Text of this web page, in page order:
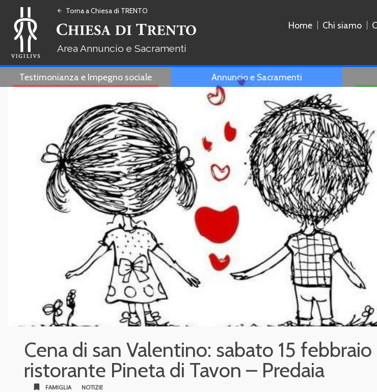
arrow_back Torna a Chiesa di TRENTO
Annuncio e Sacramenti
Home Chi siamo
Testimonianza e Impegno sociale Annuncio e Sacramenti
Cena di san Valentino: sabato 15
ristorante Pineta di Tavon – Predaia
bookmark FAMIGLIA NOTIZIE